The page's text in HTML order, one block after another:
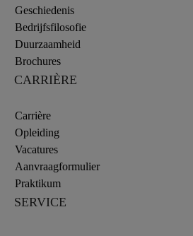
Geschiedenis
Bedrijfsfilosofie
Duurzaamheid
Brochures
CARRIÈRE
Carrière
Opleiding
Vacatures
Aanvraagformulier
Praktikum
SERVICE